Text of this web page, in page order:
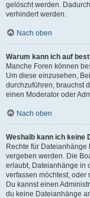
gelöscht werden.
verhindert werden.
Nach oben
Warum kann ich auf
Manche Foren können
Um diese einzusehen,
durchzuführen, brauchst
einen Moderator oder
Nach oben
Weshalb kann ich keine
Rechte für
vergeben werden. Die
erlaubt, Dateianhänge in
verfassen möchtest,
Du kannst einen
du keine Dateianhänge